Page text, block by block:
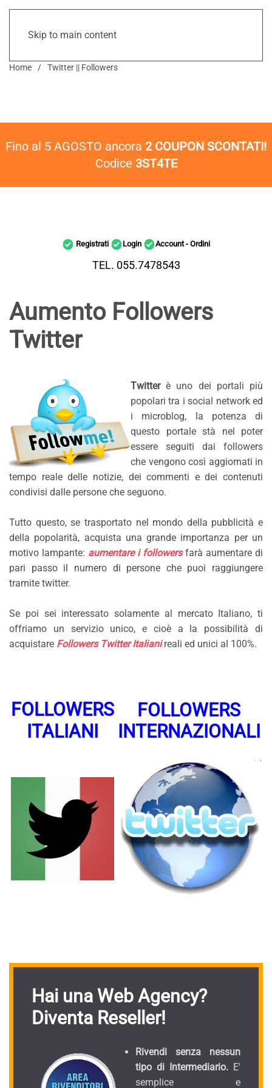
Skip to main content
Home Twitter || Followers
Fino al 5 AGOSTO ancora 2 COUPON SCONTATI!
Codice 3ST4TE
Registrati Login Account - Ordini
TEL. 055.7478543
Aumento Followers
Twitter
Twitterè uno dei portali più
popolari tra i social network ed
i microblog, la potenza di
questo portale stà nel poter
essere seguiti dai followers
che vengono così aggiornati in
tempo reale delle notizie, dei commenti e dei contenuti
condivisi dalle persone che seguono.
Tutto questo, se trasportato nel mondo della pubblicità e
della popolarità, acquista una grande importanza per un
motivo lampante: aumentare i followersfarà aumentare di
pari passo il numero di persone che puoi raggiungere
tramite twitter.
Se poi sei interessato solamente al mercato Italiano, ti
offriamo un servizio unico, e cioè a la possibilità di
acquistare Followers Twitter Italianireali ed unici al 100%.
FOLLOWERS
ITALIANI
FOLLOWERS
INTERNAZIONALI
Hai una Web Agency?
Diventa Reseller!
Rivendi senza nessun
tipo di Intermediario. E'
semplice e